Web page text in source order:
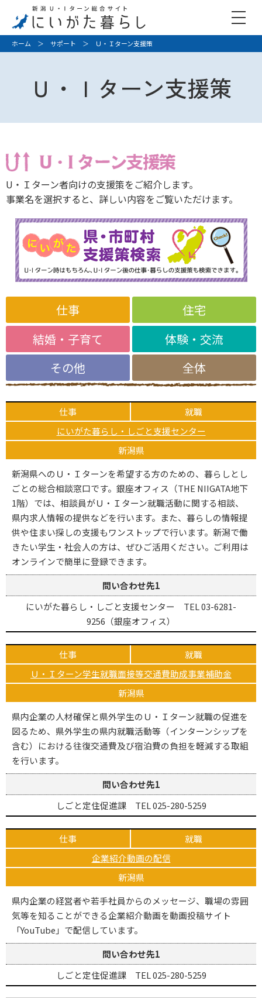
ホーム ＞ サポート ＞ Ｕ・Ｉターン支援策
Ｕ・Ｉターン支援策
U・Ｉターン者向けの支援策をご紹介します。
事業名を選択すると、詳しい内容をご覧いただけます。
仕事
住宅
結婚・子育て
体験・交流
その他
全体
仕事
就職
にいがた暮らし・しごと支援センター
新潟県
新潟県へのＵ・Ｉターンを希望する方のための、暮らしとし
ごとの総合相談窓口です。銀座オフィス（THE NIIGATA地下
1階）では、相談員がＵ・Ｉターン就職活動に関する相談、
県内求人情報の提供などを行います。また、暮らしの情報提
供や住まい探しの支援もワンストップで行います。新潟で働
きたい学生・社会人の方は、ぜひご活用ください。ご利用は
オンラインで簡単に登録できます。
問い合わせ先1
にいがた暮らし・しごと支援センター TEL 03-6281-
9256（銀座オフィス）
仕事
就職
Ｕ・Ｉターン学生就職面接等交通費助成事業補助金
新潟県
県内企業の人材確保と県外学生のＵ・Ｉターン就職の促進を
図るため、県外学生の県内就職活動等（インターンシップを
含む）における往復交通費及び宿泊費の負担を軽減する取組
を行います。
問い合わせ先1
しごと定住促進課 TEL 025-280-5259
仕事
就職
企業紹介動画の配信
新潟県
県内企業の経営者や若手社員からのメッセージ、職場の雰囲
気等を知ることができる企業紹介動画を動画投稿サイト
「YouTube」で配信しています。
問い合わせ先1
しごと定住促進課 TEL 025-280-5259